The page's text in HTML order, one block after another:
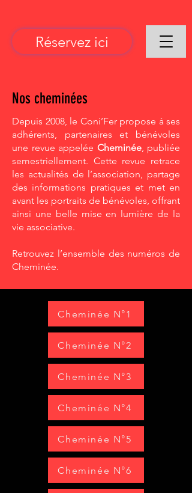
Réservez ici
Nos cheminées
Depuis 2008, le Coni’Fer propose à ses
adhérents, partenaires et bénévoles
une revue appelée Cheminée, publiée
semestriellement. Cette revue retrace
les actualités de l’association, partage
des informations pratiques et met en
avant les portraits de bénévoles, offrant
ainsi une belle mise en lumière de la
vie associative.
Retrouvez l’ensemble des numéros de
Cheminée.
Cheminée N°1
Cheminée N°2
Cheminée N°3
Cheminée N°4
Cheminée N°5
Cheminée N°6